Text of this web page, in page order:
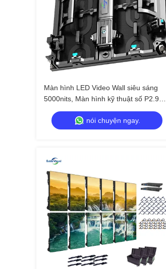
Màn hình LED Video Wall siêu sáng
5000nits, Màn hình kỹ thuật số P2.9
P3.9 cho Trung tâm thương mại
nói chuyện ngay.